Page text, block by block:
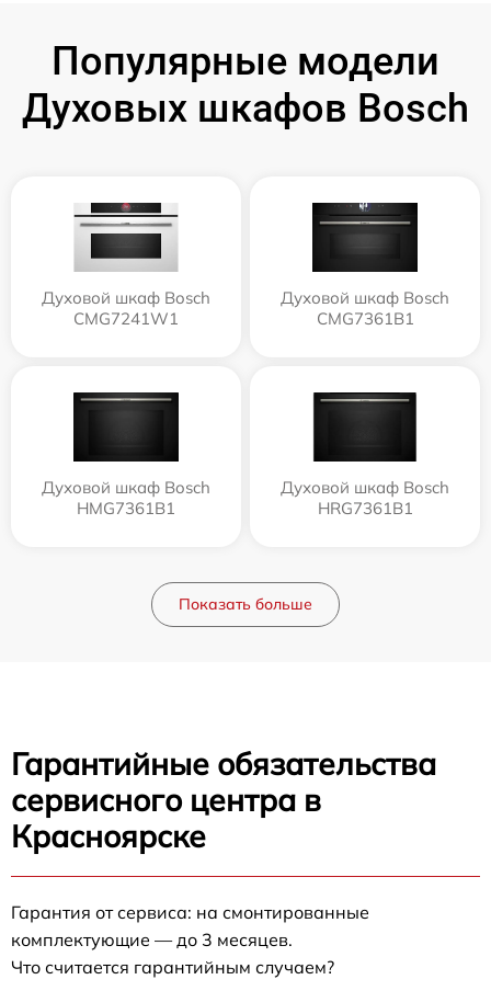
Популярные модели
Духовых шкафов Bosch
Духовой шкаф Bosch
CMG7241W1
Духовой шкаф Bosch
CMG7361B1
Духовой шкаф Bosch
HMG7361B1
Духовой шкаф Bosch
HRG7361B1
Показать больше
Гарантийные обязательства
сервисного центра в
Красноярске
Гарантия от сервиса: на смонтированные
комплектующие — до 3 месяцев.
Что считается гарантийным случаем?